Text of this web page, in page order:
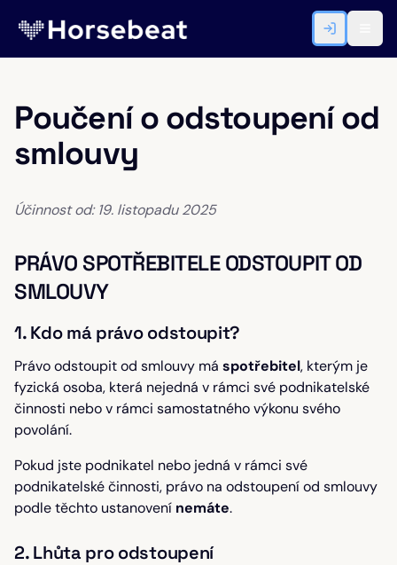
Poučení o odstoupení od
smlouvy
Účinnost od: 19. listopadu 2025
PRÁVO SPOTŘEBITELE ODSTOUPIT OD
SMLOUVY
1. Kdo má právo odstoupit?
Právo odstoupit od smlouvy má spotřebitel, kterým je
fyzická osoba, která nejedná v rámci své podnikatelské
činnosti nebo v rámci samostatného výkonu svého
povolání.
Pokud jste podnikatel nebo jedná v rámci své
podnikatelské činnosti, právo na odstoupení od smlouvy
podle těchto ustanovení nemáte.
2. Lhůta pro odstoupení